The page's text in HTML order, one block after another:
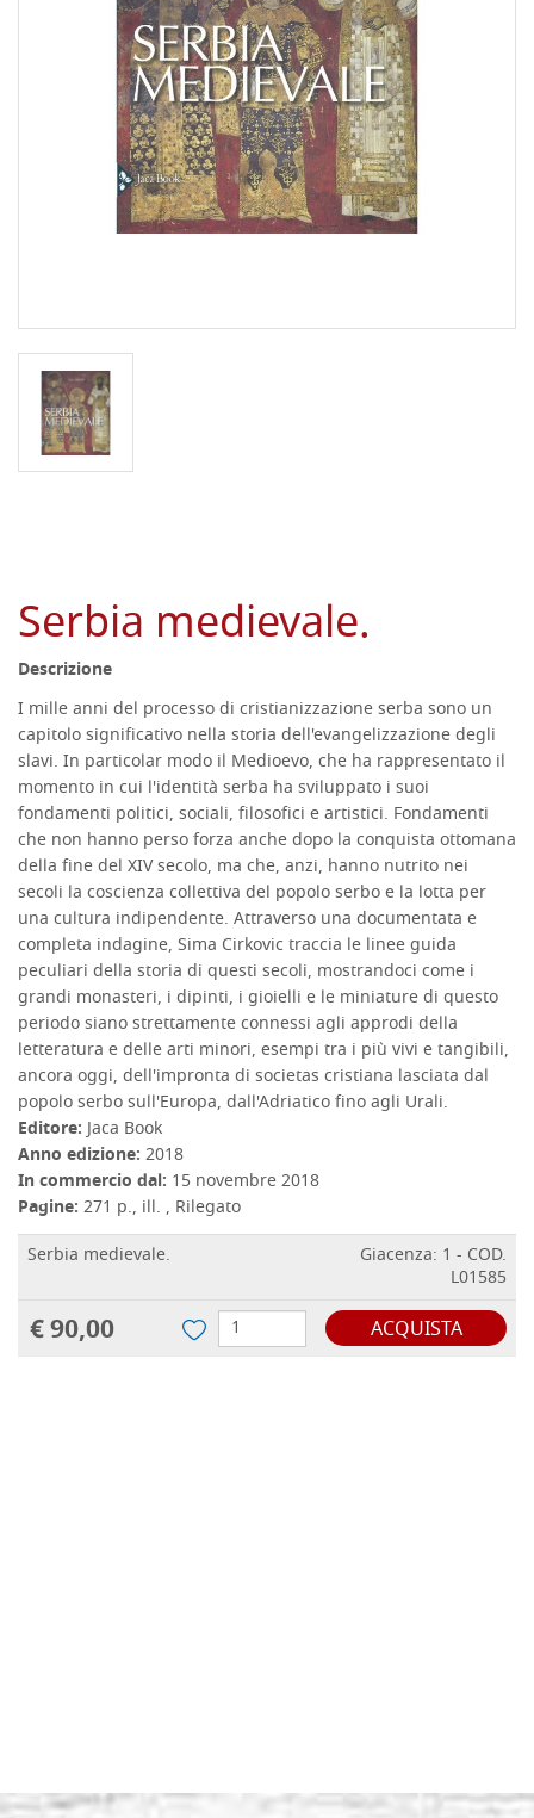
Serbia medievale.
Descrizione
I mille anni del processo di cristianizzazione serba sono un
capitolo significativo nella storia dell'evangelizzazione degli
slavi. In particolar modo il Medioevo, che ha rappresentato il
momento in cui l'identità serba ha sviluppato i suoi
fondamenti politici, sociali, filosofici e artistici. Fondamenti
che non hanno perso forza anche dopo la conquista ottomana
della fine del XIV secolo, ma che, anzi, hanno nutrito nei
secoli la coscienza collettiva del popolo serbo e la lotta per
una cultura indipendente. Attraverso una documentata e
completa indagine, Sima Cirkovic traccia le linee guida
peculiari della storia di questi secoli, mostrandoci come i
grandi monasteri, i dipinti, i gioielli e le miniature di questo
periodo siano strettamente connessi agli approdi della
letteratura e delle arti minori, esempi tra i più vivi e tangibili,
ancora oggi, dell'impronta di societas cristiana lasciata dal
popolo serbo sull'Europa, dall'Adriatico fino agli Urali.
Editore: Jaca Book
Anno edizione: 2018
In commercio dal: 15 novembre 2018
Pagine: 271 p., ill. , Rilegato
Serbia medievale.
Giacenza: 1 - COD.
L01585
€ 90,00 ACQUISTA